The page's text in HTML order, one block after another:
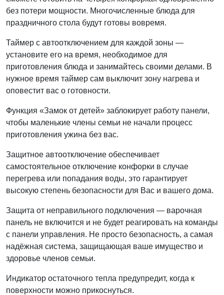
без потери мощности. Многочисленные блюда для
праздничного стола будут готовы вовремя.
Таймер с автоотключением для каждой зоны —
установите его на время, необходимое для
приготовления блюда и занимайтесь своими делами. В
нужное время таймер сам выключит зону нагрева и
оповестит вас о готовности.
Функция «Замок от детей» заблокирует работу панели,
чтобы маленькие члены семьи не начали процесс
приготовления ужина без вас.
Защитное автоотключение обеспечивает
самостоятельное отключение конфорки в случае
перегрева или попадания воды, это гарантирует
высокую степень безопасности для Вас и вашего дома.
Защита от неправильного подключения — варочная
панель не включится и не будет реагировать на команды
с панели управления. Не просто безопасность, а самая
надёжная система, защищающая ваше имущество и
здоровье членов семьи.
Индикатор остаточного тепла предупредит, когда к
поверхности можно прикоснуться.